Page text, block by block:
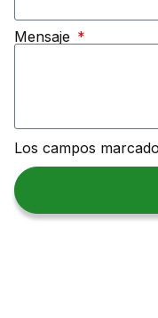
Mensaje
Los campos